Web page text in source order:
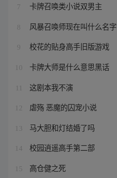
7 卡牌召唤类小说双男主
8 风暴召唤师现在叫什么名字
9 校花的贴身高手旧版游戏
10 卡牌大师是什么意思黑话
这剧本我不演
12 虐殇 恶魔的囚宠小说
13 马大胆和灯结婚了吗
14 校园逍遥高手第二部
15 高仓健之死